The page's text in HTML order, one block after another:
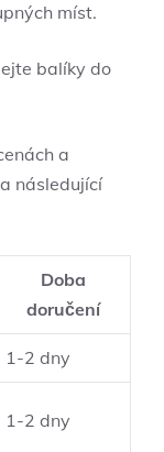
míst.
balíky do
a
následující
Doba
doručení
1-2 dny
1-2 dny